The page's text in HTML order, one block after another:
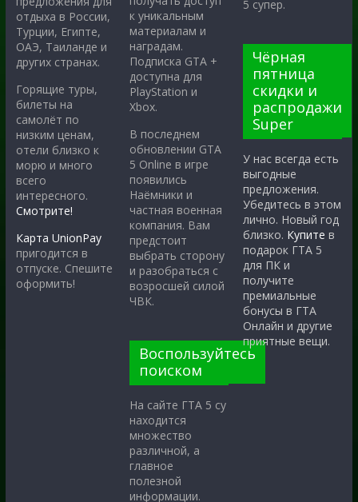
отдыха в России,
Турции, Египте,
ОАЭ, Таиланде и
других странах.
Горящие туры,
билеты на
самолёт по
низким ценам,
отели близко к
морю и много
всего
интересного.
Смотрите!
Карта UnionPay
пригодится в
отпуске. Спешите
оформить!
к уникальным
материалам и
наградам.
Подписка GTA +
доступна для
PlayStation и
Xbox.
В последнем
обновлении GTA
5 Online в игре
появились
Наёмники и
частная военная
компания. Вам
предстоит
выбрать сторону
и разобраться с
возросшей силой
ЧВК.
Воспользуйтесь
поиском
На сайте ГТА 5 су
находится
множество
различной, а
главное
полезной
информации.
5 супер.
Чёрная
пятница
скидки и
распродажи
Super
У нас всегда есть
выгодные
предложения.
Убедитесь в этом
лично. Новый год
близко. Купите в
подарок ГТА 5
для ПК и
получите
премиальные
бонусы в ГТА
Онлайн и другие
приятные вещи.